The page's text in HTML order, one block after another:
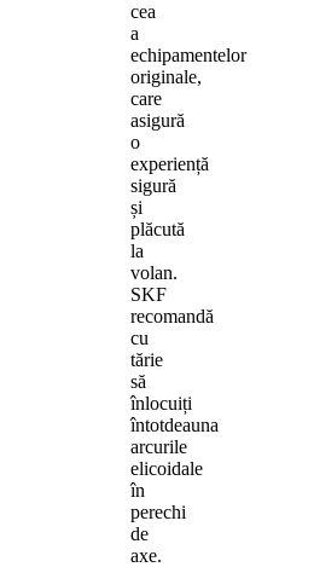
cea
a
echipamentelor
originale,
care
asigură
o
experiență
sigură
și
plăcută
la
volan.
SKF
recomandă
cu
tărie
să
înlocuiți
întotdeauna
arcurile
elicoidale
în
perechi
de
axe.